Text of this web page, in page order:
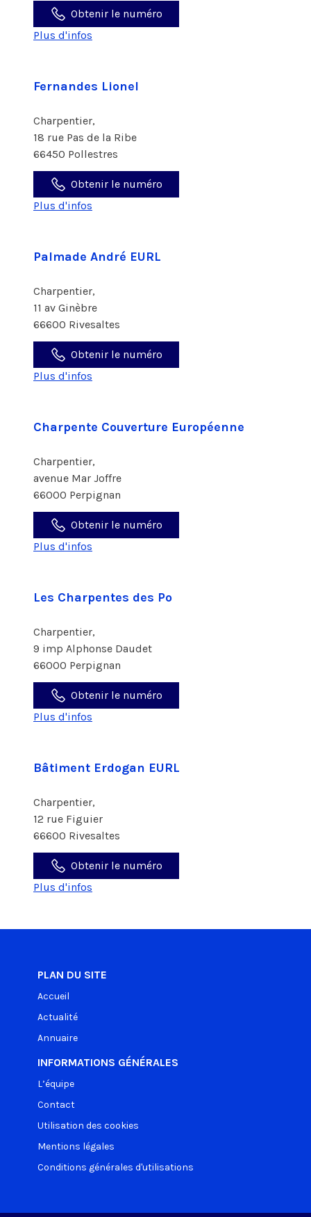
Obtenir le numéro
Plus d'infos
Fernandes Lionel
Charpentier,
18 rue Pas de la Ribe
66450 Pollestres
Obtenir le numéro
Plus d'infos
Palmade André EURL
Charpentier,
11 av Ginèbre
66600 Rivesaltes
Obtenir le numéro
Plus d'infos
Charpente Couverture Européenne
Charpentier,
avenue Mar Joffre
66000 Perpignan
Obtenir le numéro
Plus d'infos
Les Charpentes des Po
Charpentier,
9 imp Alphonse Daudet
66000 Perpignan
Obtenir le numéro
Plus d'infos
Bâtiment Erdogan EURL
Charpentier,
12 rue Figuier
66600 Rivesaltes
Obtenir le numéro
Plus d'infos
PLAN DU SITE
Accueil
Actualité
Annuaire
INFORMATIONS GÉNÉRALES
L’équipe
Contact
Utilisation des cookies
Mentions légales
Conditions générales d'utilisations